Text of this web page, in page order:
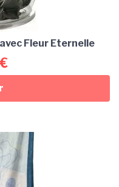
Fleur Eternelle
€